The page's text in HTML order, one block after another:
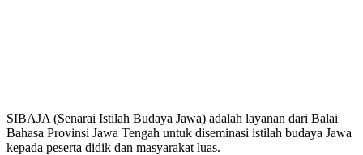
SIBAJA (Senarai Istilah Budaya Jawa) adalah layanan dari Balai
Bahasa Provinsi Jawa Tengah untuk diseminasi istilah budaya Jawa
kepada peserta didik dan masyarakat luas.